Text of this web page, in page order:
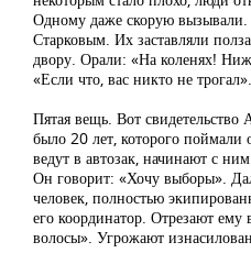
Одному даже скорую
Старковым. Их заставляли
двору. Орали: «На коленях!
«Если что, вас никто не трогал».
Пятая вещь. Вот свидетельство
было 20 лет, которого
ведут в автозак, начинают с
Он говорит: «Хочу выборы».
человек, полностью
его координатор. Отрезают
волосы». Угрожают